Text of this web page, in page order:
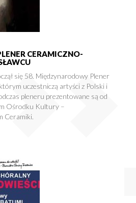
CERAMICZNO-
się 58. Międzynarodowy Plener
uczestniczą artyści z Polski i
pleneru prezentowane są od
Ośrodku Kultury –
Ceramiki.